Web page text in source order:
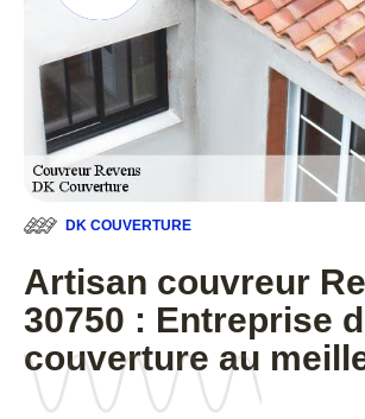
DK COUVERTURE
Artisan couvreur
30750 : Entreprise
couverture au